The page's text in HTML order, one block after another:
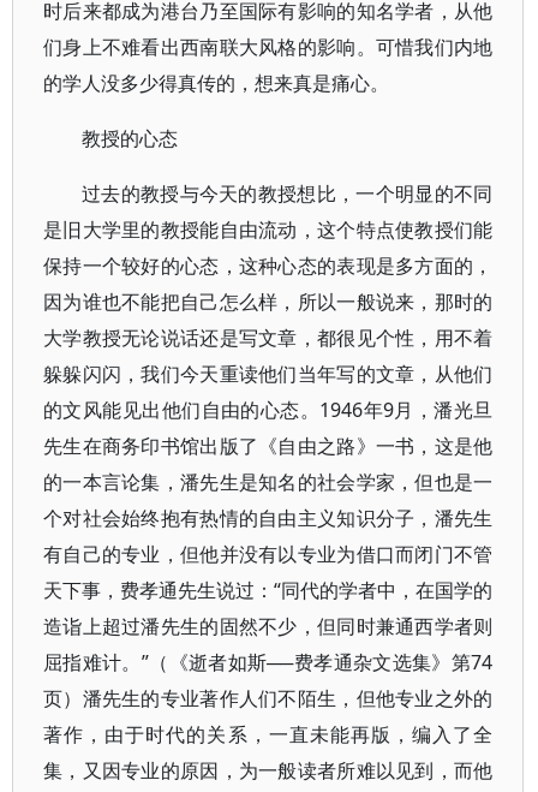
时后来都成为港台乃至国际有影响的知名学者，从他
们身上不难看出西南联大风格的影响。可惜我们内地
的学人没多少得真传的，想来真是痛心。
教授的心态
过去的教授与今天的教授想比，一个明显的不同
是旧大学里的教授能自由流动，这个特点使教授们能
保持一个较好的心态，这种心态的表现是多方面的，
因为谁也不能把自己怎么样，所以一般说来，那时的
大学教授无论说话还是写文章，都很见个性，用不着
躲躲闪闪，我们今天重读他们当年写的文章，从他们
的文风能见出他们自由的心态。1946年9月，潘光旦
先生在商务印书馆出版了《自由之路》一书，这是他
的一本言论集，潘先生是知名的社会学家，但也是一
个对社会始终抱有热情的自由主义知识分子，潘先生
有自己的专业，但他并没有以专业为借口而闭门不管
天下事，费孝通先生说过：“同代的学者中，在国学的
造诣上超过潘先生的固然不少，但同时兼通西学者则
屈指难计。”（《逝者如斯──费孝通杂文选集》第74
页）潘先生的专业著作人们不陌生，但他专业之外的
著作，由于时代的关系，一直未能再版，编入了全
集，又因专业的原因，为一般读者所难以见到，而他